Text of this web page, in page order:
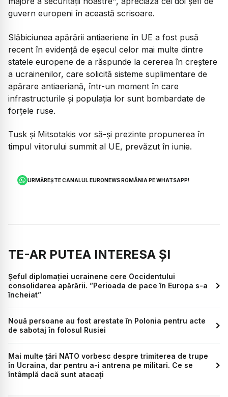
guvern europeni în această scrisoare.
Slăbiciunea apărării antiaeriene în UE a fost pusă
recent în evidenţă de eşecul celor mai multe dintre
statele europene de a răspunde la cererea în creştere
a ucrainenilor, care solicită sisteme suplimentare de
apărare antiaeriană, într-un moment în care
infrastructurile şi populaţia lor sunt bombardate de
forţele ruse.
Tusk şi Mitsotakis vor să-şi prezinte propunerea în
timpul viitorului summit al UE, prevăzut în iunie.
URMĂREȘTE CANALUL EURONEWS ROMÂNIA PE WHATSAPP!
TE-AR PUTEA INTERESA ȘI
Șeful diplomației ucrainene cere Occidentului
consolidarea apărării. ”Perioada de pace în Europa s-a
încheiat”
Nouă persoane au fost arestate în Polonia pentru acte
de sabotaj în folosul Rusiei
Mai multe țări NATO vorbesc despre trimiterea de trupe
în Ucraina, dar pentru a-i antrena pe militari. Ce se
întâmplă dacă sunt atacați